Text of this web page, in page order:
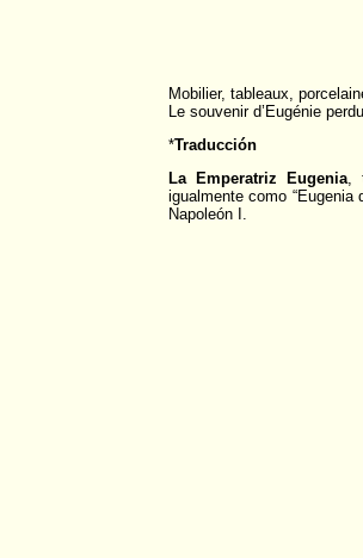
Mobilier, tableaux,
Le souvenir d’Eugénie
*Traducción
La Emperatriz Eugenia,
igualmente como “Eugenia
Napoleón I.